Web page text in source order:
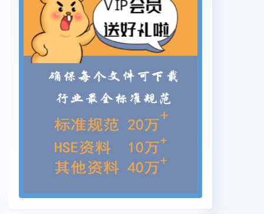
温控制偏高。回流比保证塔内重组份不上移。过小;
副产物采出少。结束语4实施通过逐项排查逐项落实
从根本上解决了影根据找出的原因及制定的实施对
策:实施响精甲醇质量的问题使不合格品率大大降低,
精2影响精甲醇质量的原因经过一年的累计一:原料气
成份不稳。为了加强原料气成份监控,甲醇质量得到
明显改善责任编辑宋义影响水质PH值测定的因素(玻
璃电极法)徐艳宏(哈尔滨气化厂水厂生化车间,黑龙江
哈尔滨154854)摘要:在对水质测定PH值时,有很多因
素影响其测定。分析了钠差、温度、标准溶液、仪器
的校正以及玻璃电极对水质PH的影响。关键词:钠差;
温度;标准溶液;仪器;玻璃电极PH值是水质是否合格
的重要指标之一,饮因为有大量的钠离子存在,产生误